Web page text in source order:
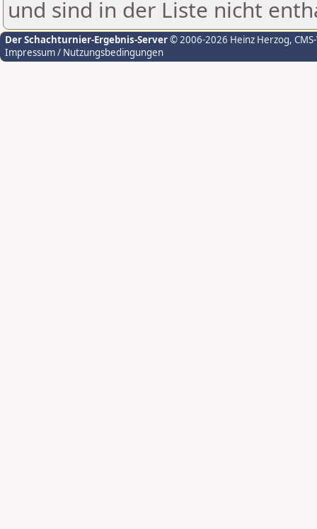
und sind in der Liste nicht
Der Schachturnier-Ergebnis-Server© 2006-2026 Heinz Herzog,
Impressum / Nutzungsbedingungen